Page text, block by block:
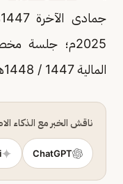
2025م؛ جلسة
المالية 1447 / 1448هـ (2026م).
ناقش الخبر مع الذكاء
ChatGPT